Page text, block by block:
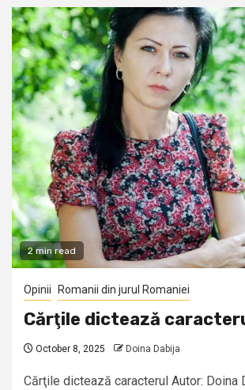
2 min read
Opinii Romanii din jurul Romaniei
Cărţile dictează
October 8, 2025 Doina Dabija
Cărţile dictează caracterul Autor: Doina